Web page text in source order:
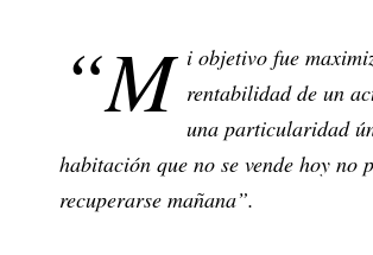
“M i objetivo fue
rentabilidad de un
una particularidad
habitación que no se vende hoy no
recuperarse mañana”.